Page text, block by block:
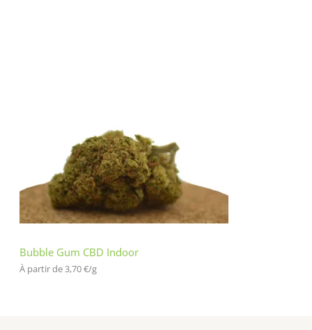
Bubble Gum CBD Indoor
À partir de 3,70€/g